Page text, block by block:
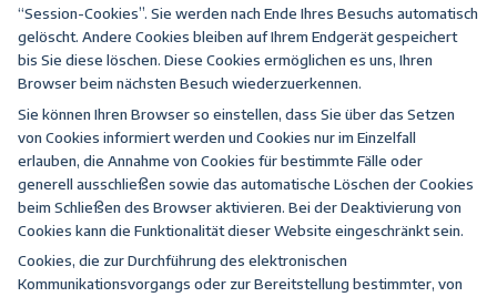
“Session-Cookies”. Sie werden nach Ende Ihres Besuchs automatisch
gelöscht. Andere Cookies bleiben auf Ihrem Endgerät gespeichert
bis Sie diese löschen. Diese Cookies ermöglichen es uns, Ihren
Browser beim nächsten Besuch wiederzuerkennen.
Sie können Ihren Browser so einstellen, dass Sie über das Setzen
von Cookies informiert werden und Cookies nur im Einzelfall
erlauben, die Annahme von Cookies für bestimmte Fälle oder
generell ausschließen sowie das automatische Löschen der Cookies
beim Schließen des Browser aktivieren. Bei der Deaktivierung von
Cookies kann die Funktionalität dieser Website eingeschränkt sein.
Cookies, die zur Durchführung des elektronischen
Kommunikationsvorgangs oder zur Bereitstellung bestimmter, von